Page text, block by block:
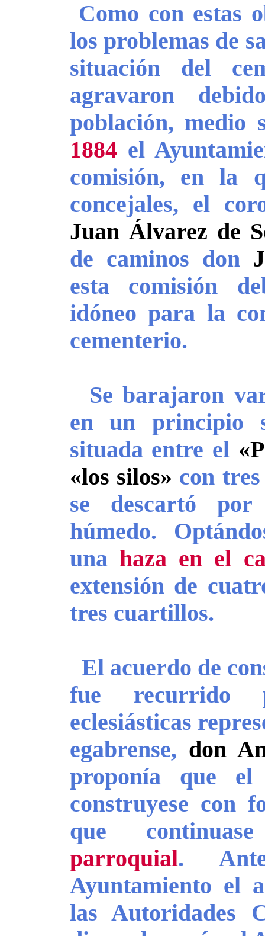
Como con estas
los problemas de
situación del
agravaron
población, medio
1884el
comisión, en la
concejales, el
Juan Álvarez de
de caminos don
esta comisión
idóneo para la
cementerio.
Se barajaron
en un principio
situada entre el
«los silos» con
se descartó
húmedo.
una haza en el
extensión de
tres cuartillos.
El acuerdo de
fue recurrido
eclesiásticas
egabrense, don
proponía que el
construyese con
que
parroquial.
Ayuntamiento el
las Autoridades